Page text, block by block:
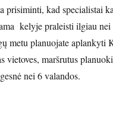
prisiminti, kad specialistai
kelyje praleisti ilgiau nei
metu planuojate aplankyti
vietoves, maršrutus
nei 6 valandos.